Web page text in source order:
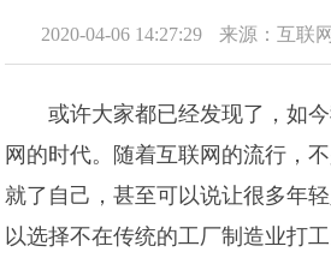
2020-04-06 14:27:29 来源：互联网
或许大家都已经发现了，如
网的时代。随着互联网的流行，
就了自己，甚至可以说让很多年
以选择不在传统的工厂制造业打